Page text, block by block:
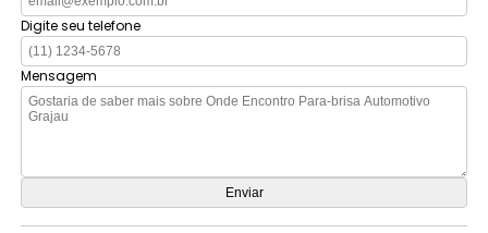
Digite seu telefone
Mensagem